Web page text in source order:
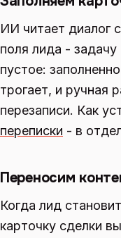
ИИ читает диалог
поля лида -
пустое:
трогает, и ручная
перезаписи. Как
переписки - в
Переносим
Когда лид
карточку сделки